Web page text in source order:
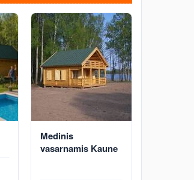
Medinis
vasarnamis Kaune